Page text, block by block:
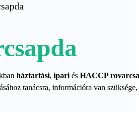
háztartási, ipariés HACCP
tanácsra, információra van